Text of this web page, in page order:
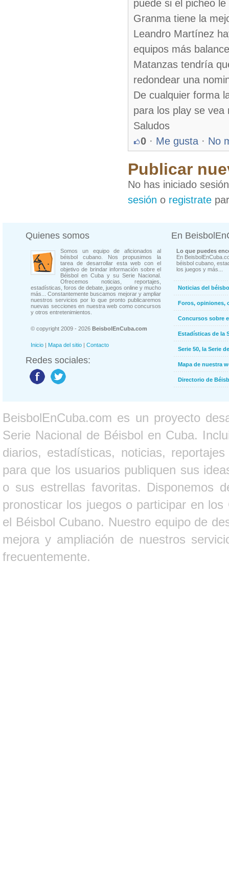
puede si el picheo
Granma tiene la
Leandro Martínez
equipos más
Matanzas tendría
redondear una
De cualquier forma
para los play se vea
Saludos
0 · Me gusta · No
Publicar
No has iniciado
sesión o registrate
Quienes somos
Somos un equipo de aficionados al
béisbol cubano. Nos propusimos la
tarea de desarrollar esta web con el
objetivo de brindar información sobre el
Béisbol en Cuba y su Serie Nacional.
Ofrecemos noticias, reportajes,
estadísticas, foros de debate, juegos online y mucho
más... Constantemente buscamos mejorar y ampliar
nuestros servicios por lo que pronto publicaremos
nuevas secciones en nuestra web como concursos
y otros entretenimientos.
© copyright 2009 - 2026 BeisbolEnCuba.com
Inicio | Mapa del sitio | Contacto
Redes sociales:
En
Lo que puedes
En
béisbol cubano,
los juegos y más...
Noticias del
Foros, opiniones,
Concursos sobre
Estadísticas de la
Serie 50, la Serie
Mapa de nuestra
Directorio de
BeisbolEnCuba.com es un proyecto
Serie Nacional de Béisbol en Cuba.
diarios, estadísticas, noticias,
para que los usuarios publiquen sus
o sus estrellas favoritas. Disponemos
pronosticar los juegos o participar en
el Béisbol Cubano. Nuestro equipo de
mejora y ampliación de nuestros
frecuentemente.